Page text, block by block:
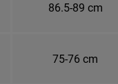
86.5-89 cm
75-76 cm